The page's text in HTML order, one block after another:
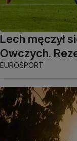
Lech męczył
Owczych.
EUROSPORT